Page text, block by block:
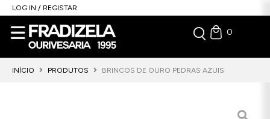
LOG IN / REGISTAR
0
INÍCIO PRODUTOS BRINCOS DE OURO PEDRAS AZUIS